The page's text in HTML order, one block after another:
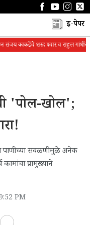
ई-पेपर
काकडेंचे शरद पवार व राहुल गांधींना पत्र
'पोल-खोल';
पाणीच्या सवळणीमुळे अनेक
प्रामुख्याने
PM